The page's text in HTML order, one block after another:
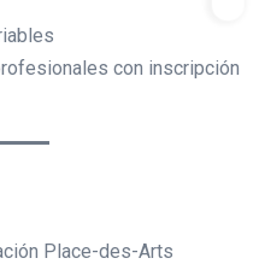
con inscripción
Place-des-Arts